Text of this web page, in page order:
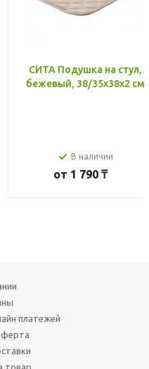
СИТА Подушка на стул,
бежевый, 38/35x38x2 см
В наличии
от 1 790 ₸
платежей
товар